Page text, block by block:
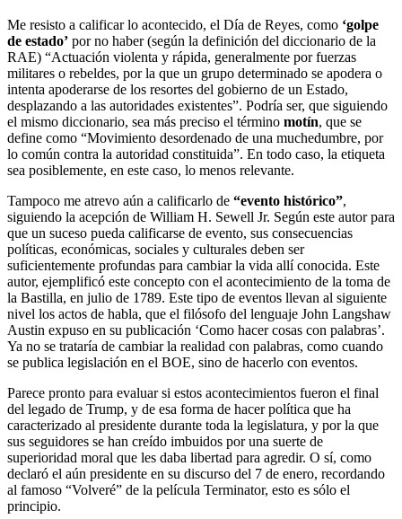
Me resisto a calificar lo acontecido, el Día de Reyes, como ‘golpe
de estado’ por no haber (según la definición del diccionario de la
RAE) “Actuación violenta y rápida, generalmente por fuerzas
militares o rebeldes, por la que un grupo determinado se apodera o
intenta apoderarse de los resortes del gobierno de un Estado,
desplazando a las autoridades existentes”. Podría ser, que siguiendo
el mismo diccionario, sea más preciso el término motín, que se
define como “Movimiento desordenado de una muchedumbre, por
lo común contra la autoridad constituida”. En todo caso, la etiqueta
sea posiblemente, en este caso, lo menos relevante.
Tampoco me atrevo aún a calificarlo de “evento histórico”,
siguiendo la acepción de William H. Sewell Jr. Según este autor para
que un suceso pueda calificarse de evento, sus consecuencias
políticas, económicas, sociales y culturales deben ser
suficientemente profundas para cambiar la vida allí conocida. Este
autor, ejemplificó este concepto con el acontecimiento de la toma de
la Bastilla, en julio de 1789. Este tipo de eventos llevan al siguiente
nivel los actos de habla, que el filósofo del lenguaje John Langshaw
Austin expuso en su publicación ‘Como hacer cosas con palabras’.
Ya no se trataría de cambiar la realidad con palabras, como cuando
se publica legislación en el BOE, sino de hacerlo con eventos.
Parece pronto para evaluar si estos acontecimientos fueron el final
del legado de Trump, y de esa forma de hacer política que ha
caracterizado al presidente durante toda la legislatura, y por la que
sus seguidores se han creído imbuidos por una suerte de
superioridad moral que les daba libertad para agredir. O sí, como
declaró el aún presidente en su discurso del 7 de enero, recordando
al famoso “Volveré” de la película Terminator, esto es sólo el
principio.